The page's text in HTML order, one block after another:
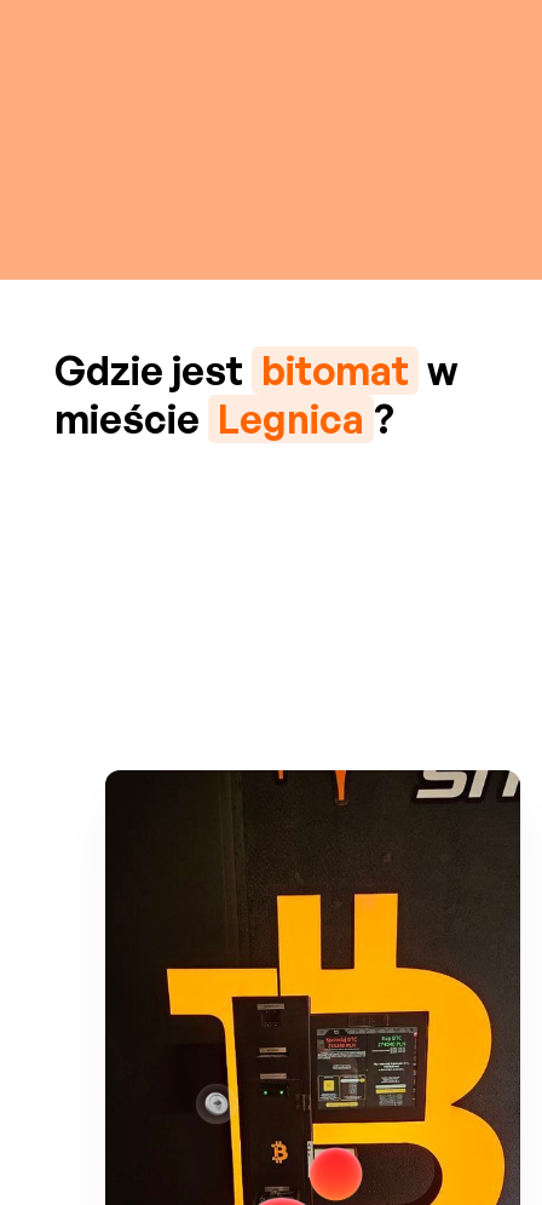
Gdzie jest bitomat w
mieście Legnica ?